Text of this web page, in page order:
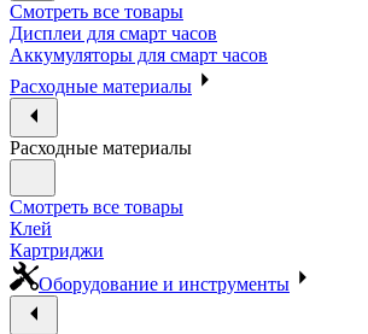
Смотреть все товары
Дисплеи для смарт часов
Аккумуляторы для смарт часов
Расходные материалы
Расходные материалы
Смотреть все товары
Клей
Картриджи
Оборудование и инструменты